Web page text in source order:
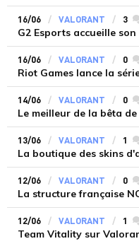
16/06 VALORANT 3
16/06 VALORANT 0
14/06 VALORANT 0
13/06 VALORANT 1
La boutique des skins
12/06 VALORANT 0
La structure française
12/06 VALORANT 1
Team Vitality sur